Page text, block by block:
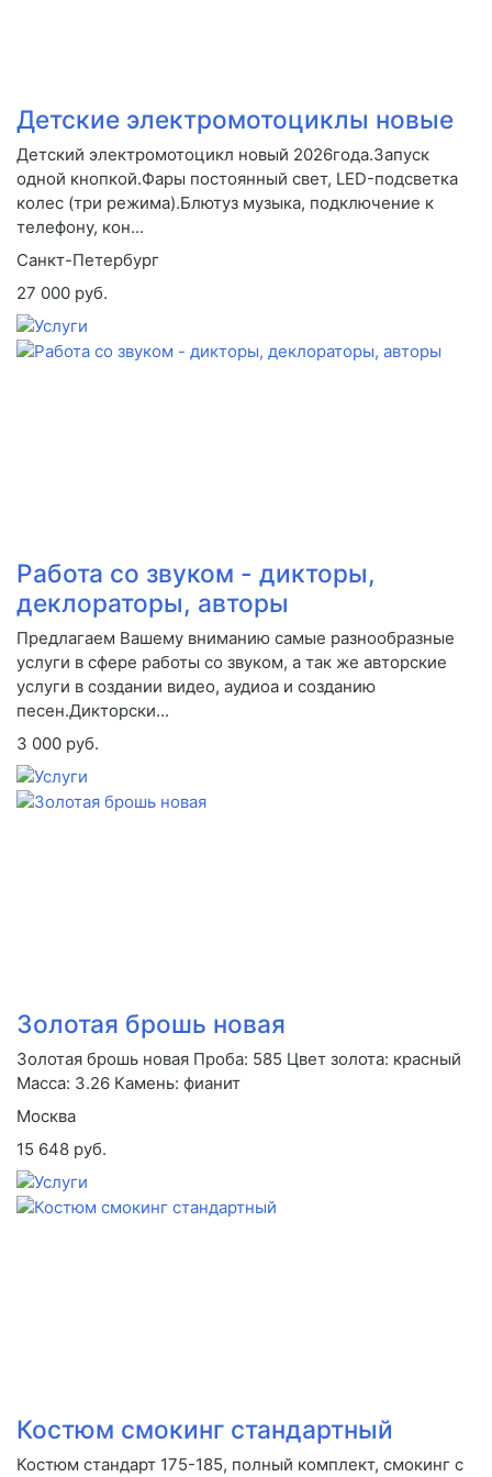
Детские электромотоциклы новые
Детский электромотоцикл новый 2026года.Запуск
одной кнопкой.Фары постоянный свет, LED-подсветка
колес (три режима).Блютуз музыка, подключение к
телефону, кон...
Санкт-Петербург
27 000 руб.
Работа со звуком - дикторы,
деклораторы, авторы
Предлагаем Вашему вниманию самые разнообразные
услуги в сфере работы со звуком, а так же авторские
услуги в создании видео, аудиоа и созданию
песен.Дикторски...
3 000 руб.
Золотая брошь новая
Золотая брошь новая Проба: 585 Цвет золота: красный
Масса: 3.26 Камень: фианит
Москва
15 648 руб.
Костюм смокинг стандартный
Костюм стандарт 175-185, полный комплект, смокинг с